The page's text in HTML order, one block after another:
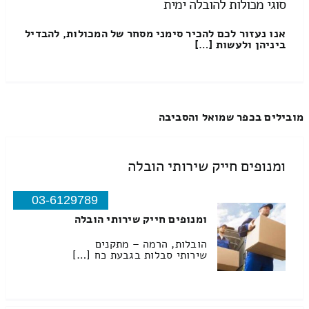
סוגי מכולות להובלה ימית
אנו נעזור לכם להכיר סימני מסחר של המכולות, להבדיל
ביניהן ולעשות […]
מובילים בכפר שמואל והסביבה
ומנופים חייק שירותי הובלה
03-6129789
ומנופים חייק שירותי הובלה
הובלות, הרמה – מתקנים
שירותי סבלות בגבעת כח […]